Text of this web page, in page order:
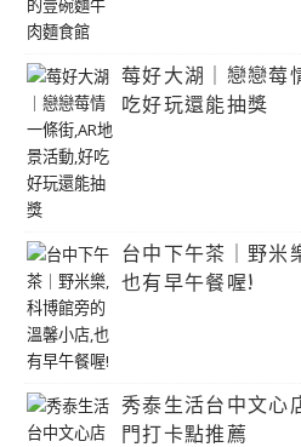
莓好大湖｜戀戀莓
吃好玩還能抽獎
台中下午茶｜野米
也有早午餐喔!
秀泰生活台中文心
門打卡點推薦